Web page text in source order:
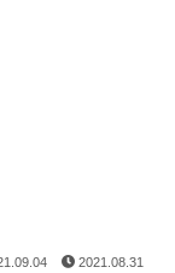
2021.08.31